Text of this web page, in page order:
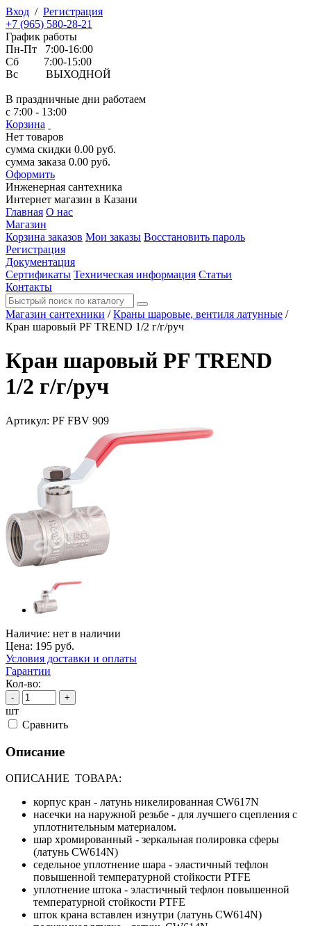
Вход / Регистрация
+7 (965) 580-28-21
График работы
Пн-Пт 7:00-16:00
Сб 7:00-15:00
Вс ВЫХОДНОЙ
В праздничные дни работаем
с 7:00 - 13:00
Корзина
Нет товаров
сумма скидки 0.00 руб.
сумма заказа 0.00 руб.
Оформить
Инженерная сантехника
Интернет магазин в Казани
Главная О нас
Магазин
Корзина заказов Мои заказы Восстановить пароль
Регистрация
Документация
Сертификаты Техническая информация Статьи
Контакты
Магазин сантехники / Краны шаровые, вентиля латунные /
Кран шаровый PF TREND 1/2 г/г/руч
Кран шаровый PF TREND
1/2 г/г/руч
Артикул: PF FBV 909
Наличие: нет в наличии
Цена: 195 руб.
Условия доставки и оплаты
Гарантии
Кол-во:
- +
шт
Cравнить
Описание
ОПИСАНИЕ ТОВАРА:
корпус кран - латунь никелированная CW617N
насечки на наружной резьбе - для лучшего сцепления с
уплотнительным материалом.
шар хромированный - зеркальная полировка сферы
(латунь CW614N)
седельное уплотнение шара - эластичный тефлон
повышенной температурной стойкости PTFE
уплотнение штока - эластичный тефлон повышенной
температурной стойкости PTFE
шток крана вставлен изнутри (латунь CW614N)